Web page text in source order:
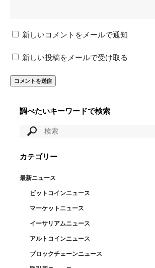
新しいコメントをメールで通知
新しい投稿をメールで受け取る
調べたいキーワードで検索
カテゴリー
最新ニュース
ビットコインニュース
マーケットニュース
イーサリアムニュース
アルトコインニュース
ブロックチェーンニュース